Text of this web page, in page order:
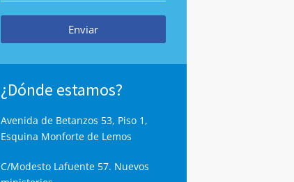
Enviar
¿Dónde estamos?
Avenida de Betanzos 53, Piso 1,
Esquina Monforte de Lemos
C/Modesto Lafuente 57. Nuevos